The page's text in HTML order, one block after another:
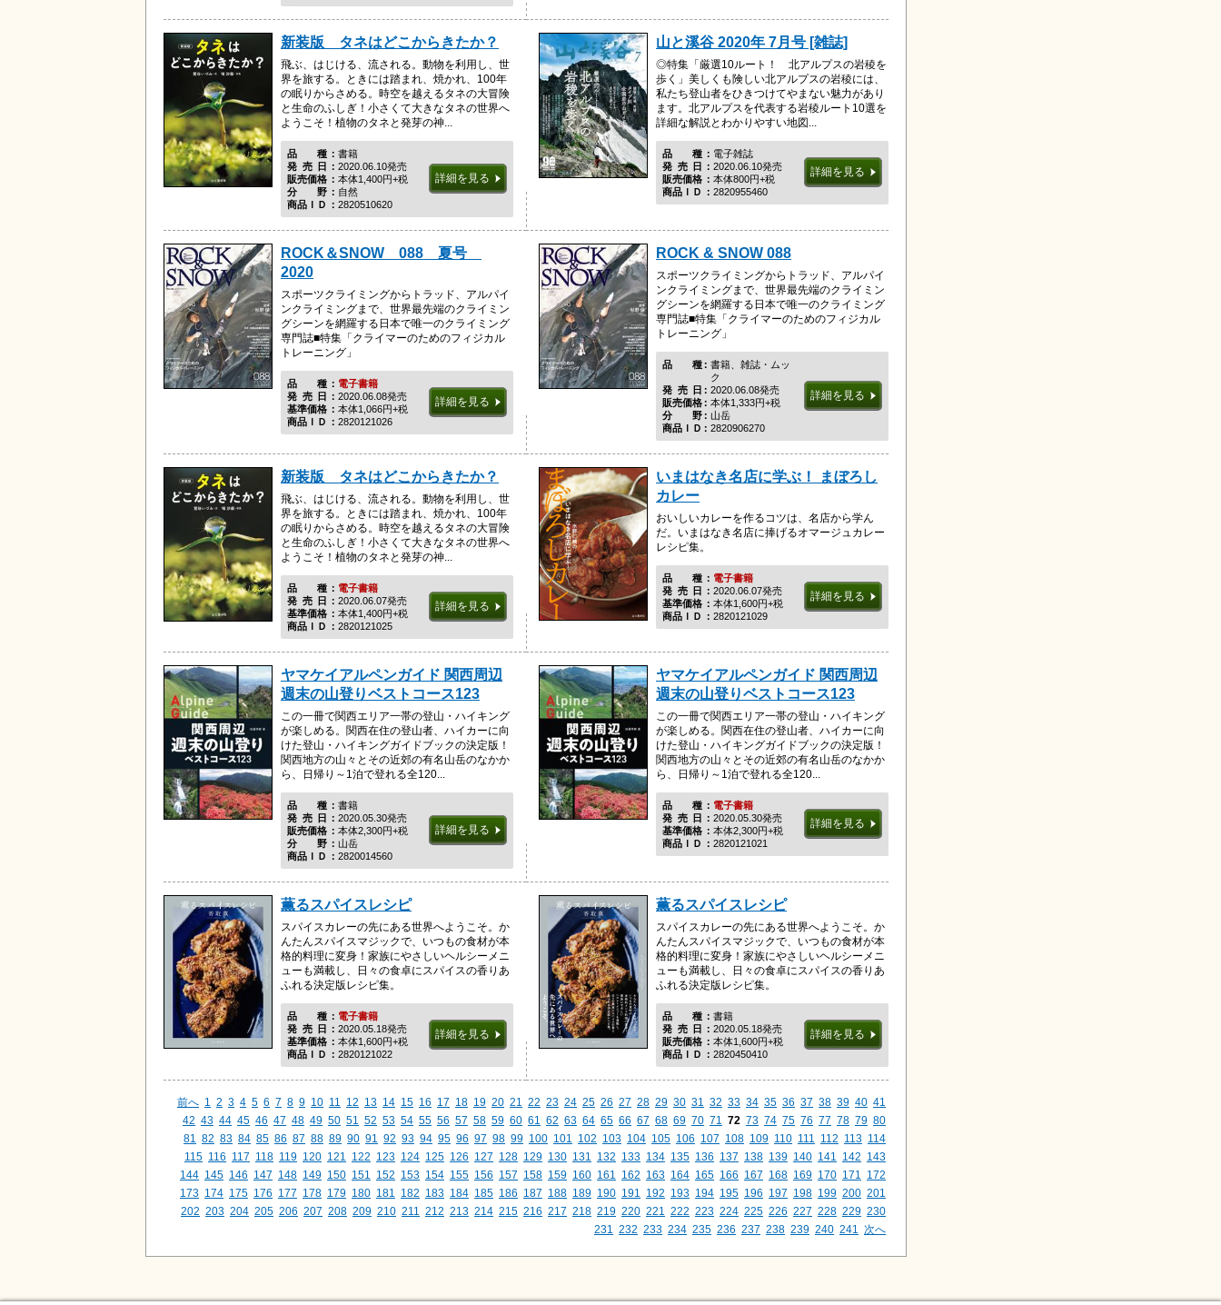
新装版 タネはどこからきたか？
飛ぶ、はじける、流される。動物を利用し、世
界を旅する。ときには踏まれ、焼かれ、100年
の眠りからさめる。時空を越えるタネの大冒険
と生命のふしぎ！小さくて大きなタネの世界へ
ようこそ！植物のタネと発芽の神...
品種書籍
発売日 2020.06.10発売
販売価格
本体1,400円+税
分野自然
商品ＩＤ
2820510620
詳細を見る
山と溪谷 2020年 7月号 [雑誌]
◎特集「厳選10ルート！ 北アルプスの岩稜を
歩く」美しくも険しい北アルプスの岩稜には、
私たち登山者をひきつけてやまない魅力があり
ます。北アルプスを代表する岩稜ルート10選を
詳細な解説とわかりやすい地図...
品種電子雑誌
発売日 2020.06.10発売
販売価格
本体800円+税
商品ＩＤ
2820955460
詳細を見る
ROCK＆SNOW 088 夏号
2020
スポーツクライミングからトラッド、アルパイ
ンクライミングまで、世界最先端のクライミン
グシーンを網羅する日本で唯一のクライミング
専門誌■特集「クライマーのためのフィジカル
トレーニング」
品種電子書籍
発売日 2020.06.08発売
基準価格
本体1,066円+税
商品ＩＤ
2820121026
詳細を見る
ROCK & SNOW 088
スポーツクライミングからトラッド、アルパイ
ンクライミングまで、世界最先端のクライミン
グシーンを網羅する日本で唯一のクライミング
専門誌■特集「クライマーのためのフィジカル
トレーニング」
品種書籍、雑誌・ムッ
ク
発売日 2020.06.08発売
販売価格
本体1,333円+税
分野
山岳
商品ＩＤ
2820906270
詳細を見る
新装版 タネはどこからきたか？
飛ぶ、はじける、流される。動物を利用し、世
界を旅する。ときには踏まれ、焼かれ、100年
の眠りからさめる。時空を越えるタネの大冒険
と生命のふしぎ！小さくて大きなタネの世界へ
ようこそ！植物のタネと発芽の神...
品種電子書籍
発売日 2020.06.07発売
基準価格
本体1,400円+税
商品ＩＤ
2820121025
詳細を見る
いまはなき名店に学ぶ！ まぼろし
カレー
おいしいカレーを作るコツは、名店から学ん
だ。いまはなき名店に捧げるオマージュカレー
レシピ集。
品種電子書籍
発売日 2020.06.07発売
基準価格
本体1,600円+税
商品ＩＤ
2820121029
詳細を見る
ヤマケイアルペンガイド 関西周辺
週末の山登りベストコース123
この一冊で関西エリア一帯の登山・ハイキング
が楽しめる。関西在住の登山者、ハイカーに向
けた登山・ハイキングガイドブックの決定版！
関西地方の山々とその近郊の有名山岳のなかか
ら、日帰り～1泊で登れる全120...
品種書籍
発売日 2020.05.30発売
販売価格
本体2,300円+税
分野山岳
商品ＩＤ
2820014560
詳細を見る
ヤマケイアルペンガイド 関西周辺
週末の山登りベストコース123
この一冊で関西エリア一帯の登山・ハイキング
が楽しめる。関西在住の登山者、ハイカーに向
けた登山・ハイキングガイドブックの決定版！
関西地方の山々とその近郊の有名山岳のなかか
ら、日帰り～1泊で登れる全120...
品種電子書籍
発売日 2020.05.30発売
基準価格
本体2,300円+税
商品ＩＤ
2820121021
詳細を見る
薫るスパイスレシピ
スパイスカレーの先にある世界へようこそ。か
んたんスパイスマジックで、いつもの食材が本
格的料理に変身！家族にやさしいヘルシーメニ
ューも満載し、日々の食卓にスパイスの香りあ
ふれる決定版レシピ集。
品種電子書籍
発売日 2020.05.18発売
基準価格
本体1,600円+税
商品ＩＤ
2820121022
詳細を見る
薫るスパイスレシピ
スパイスカレーの先にある世界へようこそ。か
んたんスパイスマジックで、いつもの食材が本
格的料理に変身！家族にやさしいヘルシーメニ
ューも満載し、日々の食卓にスパイスの香りあ
ふれる決定版レシピ集。
品種書籍
発売日 2020.05.18発売
販売価格
本体1,600円+税
商品ＩＤ
2820450410
詳細を見る
前へ 1 2 3 4 5 6 7 8 9 10 11 12 13 14 15 16 17 18 19 20 21 22 23 24 25 26 27 28 29 30 31 32 33 34 35 36 37 38 39 40 41
42 43 44 45 46 47 48 49 50 51 52 53 54 55 56 57 58 59 60 61 62 63 64 65 66 67 68 69 70 71 72 73 74 75 76 77 78 79 80
81
82 83 84 85 86 87 88 89 90 91 92 93 94 95 96 97 98 99 100 101 102 103 104 105 106 107 108 109 110 111 112 113 114
115 116 117 118 119 120 121 122 123 124 125 126 127 128 129 130 131 132 133 134 135 136 137 138 139 140 141 142 143
144 145 146 147 148 149 150 151 152 153 154 155 156 157 158 159 160 161 162 163 164 165 166 167 168 169 170 171
172
173 174 175 176 177 178 179 180 181 182 183 184 185 186 187 188 189 190 191 192 193 194 195 196 197 198 199 200 201
202 203 204 205 206 207 208 209 210 211 212 213 214 215 216 217 218 219 220 221 222 223 224 225 226 227 228 229 230
231
232 233 234 235 236 237 238 239 240 241 次へ